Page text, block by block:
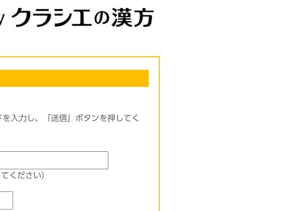
入力し、「送信」ボタンを押してく
ください）